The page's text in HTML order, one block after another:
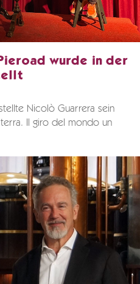
wurde in der
Nicolò Guarrera sein
Il giro del mondo un